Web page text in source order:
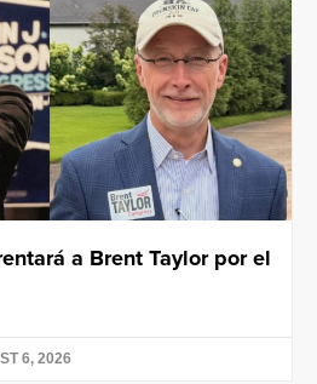
a Brent Taylor por el
6, 2026